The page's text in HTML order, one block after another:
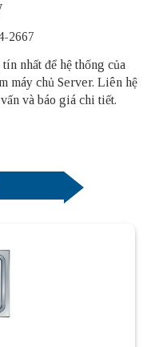
nhất để hệ thống của
máy chủ Server. Liên hệ
và báo giá chi tiết.